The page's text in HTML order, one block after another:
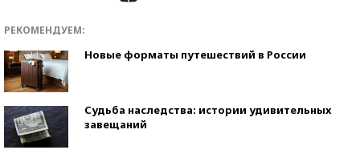
РЕКОМЕНДУЕМ:
Новые форматы путешествий в России
Судьба наследства: истории удивительных
завещаний